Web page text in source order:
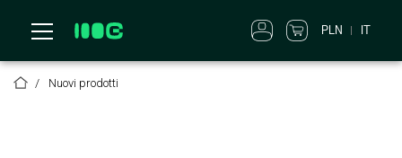
PLN IT
Nuovi prodotti